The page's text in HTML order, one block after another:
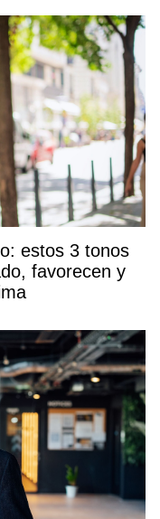
estos 3 tonos
favorecen y